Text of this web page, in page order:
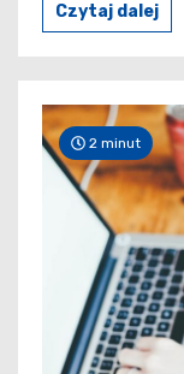
Czytaj dalej
2 minut